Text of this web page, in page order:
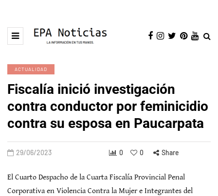
ACTUALIDAD
Fiscalía inició investigación
contra conductor por feminicidio
contra su esposa en Paucarpata
29/06/2023 0 0 Share
El Cuarto Despacho de la Cuarta Fiscalía Provincial Penal
Corporativa en Violencia Contra la Mujer e Integrantes del